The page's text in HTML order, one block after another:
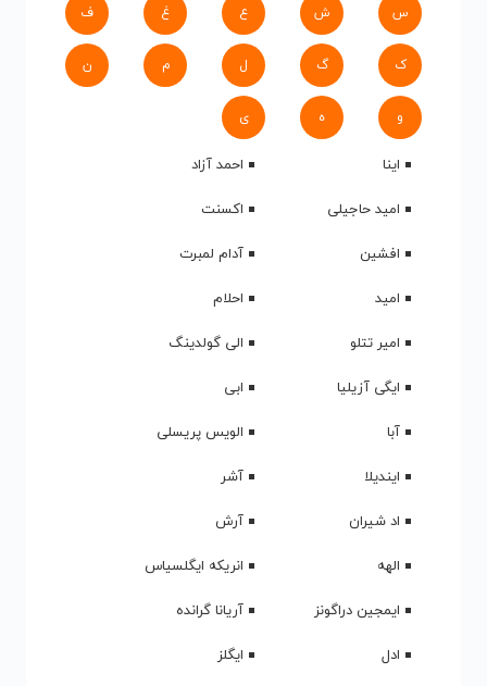
س ش ع غ ف
ک گ ل م ن
و ه ی
اینا
احمد آزاد
امید حاجیلی
اکسنت
افشین
آدام لمبرت
امید
احلام
امیر تتلو
الی گولدینگ
ایگی آزیلیا
ابی
آبا
الویس پریسلی
ایندیلا
آشر
اد شیران
آرش
الهه
انریکه ایگلسیاس
ایمجین دراگونز
آریانا گرانده
ادل
ایگلز